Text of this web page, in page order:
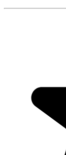
"Always have 101
prioritize like no
when I add dates
Google Calendar,
daily, weekly, and
clearly see how
Excited to see